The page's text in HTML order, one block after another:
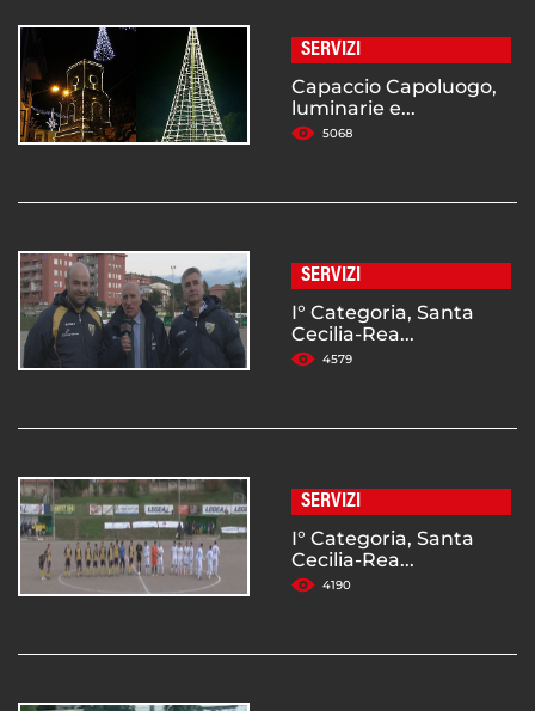
SERVIZI
Capaccio Capoluogo,
luminarie e...
5068
SERVIZI
I° Categoria, Santa
Cecilia-Rea...
4579
SERVIZI
I° Categoria, Santa
Cecilia-Rea...
4190